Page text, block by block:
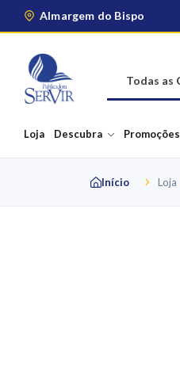
Almargem do Bispo
Loja Descubra Promoções
Início Loja